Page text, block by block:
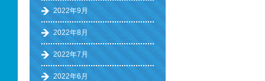
2022年9月
2022年8月
2022年7月
2022年6月